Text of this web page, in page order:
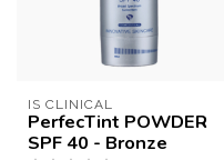
IS CLINICAL
PerfecTint POWDER
SPF 40 - Bronze